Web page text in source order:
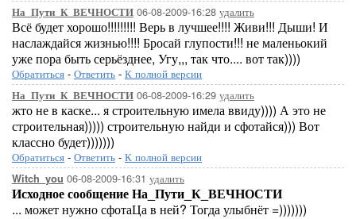
На_Пути_К_ВЕЧНОСТИ 06-08-2009-16:28 удалить
Всё будет хорошо!!!!!!!!! Верь в лучшее!!!! Живи!!! Дыши! И
наслаждайся жизнью!!!! Бросай глупости!!! не маленьокий
уже пора быть серьёзднее, Угу,,, так что.... вот так))))
Обратиться - Ответить - К полной версии
На_Пути_К_ВЕЧНОСТИ 06-08-2009-16:29 удалить
жто не в каске... я строительную имела ввиду)))) А это не
строительная))))) строительную найди и сфотайся))) Вот
классно будет)))))))
Обратиться - Ответить - К полной версии
Witch_you 06-08-2009-16:31 удалить
Исходное сообщение На_Пути_К_ВЕЧНОСТИ
... может нужно сфотаЦа в ней? Тогда улыбнёт =)))))))